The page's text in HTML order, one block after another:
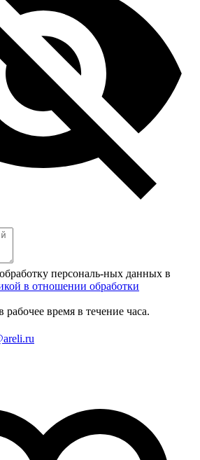
персональ-ных данных в
в отношении обработки
время в течение часа.